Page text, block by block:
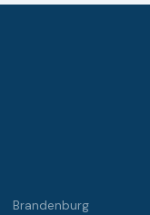
Brandenburg